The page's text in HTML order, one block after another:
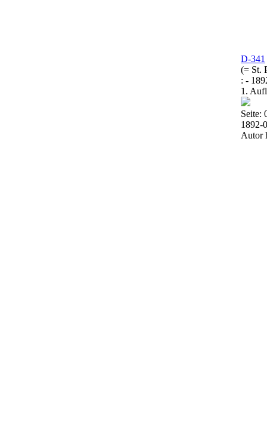
D-341
(= St.
: -
1.
Seite:
1892-
Autor